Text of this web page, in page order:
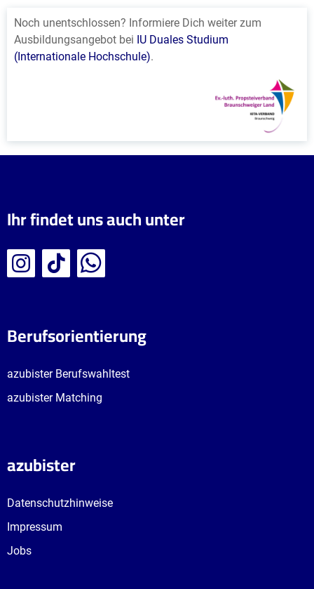
Noch unentschlossen? Informiere Dich weiter zum
Ausbildungsangebot bei IU Duales Studium
(Internationale Hochschule).
Ihr findet uns auch unter
Berufsorientierung
azubister Berufswahltest
azubister Matching
azubister
Datenschutzhinweise
Impressum
Jobs